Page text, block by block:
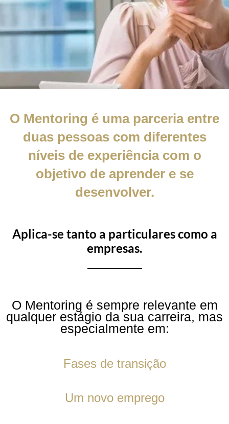
O Mentoring é uma parceria entre
duas pessoas com diferentes
níveis de experiência com o
objetivo de aprender e se
desenvolver.
Aplica-se tanto a particulares como a
empresas.
O Mentoring é sempre relevante em
qualquer estágio da sua carreira, mas
especialmente em:
Fases de transição
Um novo emprego